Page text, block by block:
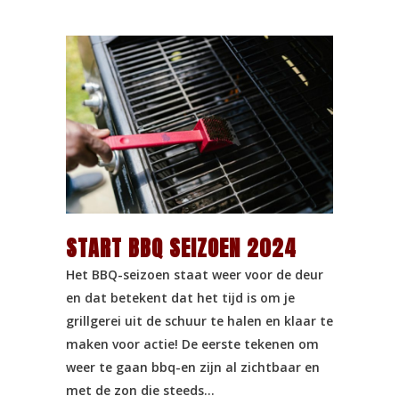
START BBQ SEIZOEN 2024
Het BBQ-seizoen staat weer voor de deur
en dat betekent dat het tijd is om je
grillgerei uit de schuur te halen en klaar te
maken voor actie! De eerste tekenen om
weer te gaan bbq-en zijn al zichtbaar en
met de zon die steeds...